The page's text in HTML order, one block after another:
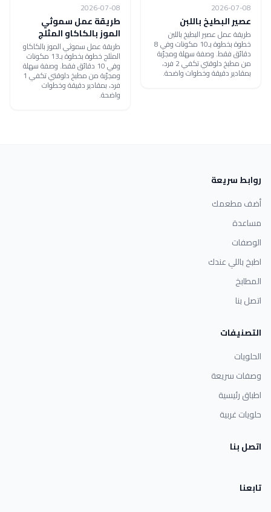
2026-07-08
عصير البطيخ باللبن
طريقة عمل عصير البطيخ باللبن
خطوة بخطوة بـ10 مكونات وفي 8
دقائق فقط. وصفة سهلة ومجرّبة
من مطبخ دلوقتي تكفي 2 فرد،
بمقادير دقيقة وخطوات واضحة.
2026-07-08
طريقة عمل سموثي
الموز بالكاكاو المثلج
طريقة عمل سموثي الموز بالكاكاو
المثلج خطوة بخطوة بـ13 مكونات
وفي 10 دقائق فقط. وصفة سهلة
ومجرّبة من مطبخ دلوقتي تكفي 1
فرد، بمقادير دقيقة وخطوات
واضحة.
روابط سريعة
أضف مطعمك
مساعدة
الوصفات
اطبخ باللي عندك
المطابخ
اتصل بنا
التصنيفات
الحلويات
وصفات سريعة
اطباق رئيسية
حلويات غربية
اتصل بنا
تابعنا